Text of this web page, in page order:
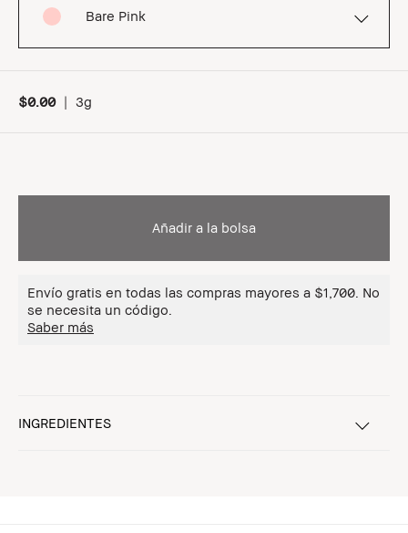
Bare Pink
$0.00 | 3g
Añadir a la bolsa
Envío gratis en todas las compras mayores a $1,700. No
se necesita un código.
Saber más
INGREDIENTES